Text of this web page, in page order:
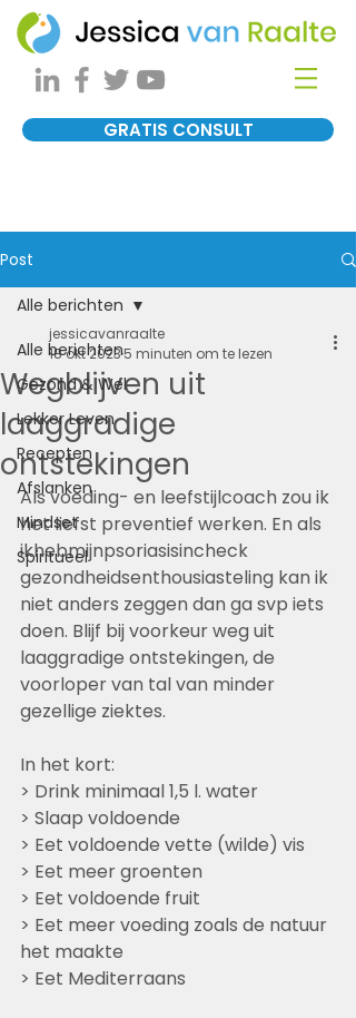
GRATIS CONSULT
Post
Alle berichten
Gezond & Wel
Lekker Leven
Recepten
Afslanken
Mindset
Spiritueel
Alle berichten
Wegblijven uit
laaggradige
ontstekingen
jessicavanraalte
18 okt 20235 minuten om te lezen
Als voeding- en leefstijlcoach zou ik
het liefst preventief werken. En als
ikhebmijnpsoriasisincheck
gezondheidsenthousiasteling kan ik
niet anders zeggen dan ga svp iets
doen. Blijf bij voorkeur weg uit
laaggradige ontstekingen, de
voorloper van tal van minder
gezellige ziektes.
In het kort:
> Drink minimaal 1,5 l. water
> Slaap voldoende
> Eet voldoende vette (wilde) vis
> Eet meer groenten
> Eet voldoende fruit
> Eet meer voeding zoals de natuur
het maakte
> Eet Mediterraans